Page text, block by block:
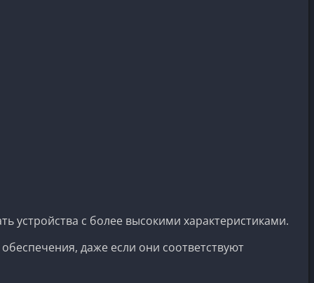
устройства с более высокими характеристиками.
даже если они соответствуют